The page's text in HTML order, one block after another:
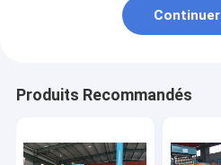
Continuer
Produits Recommandés